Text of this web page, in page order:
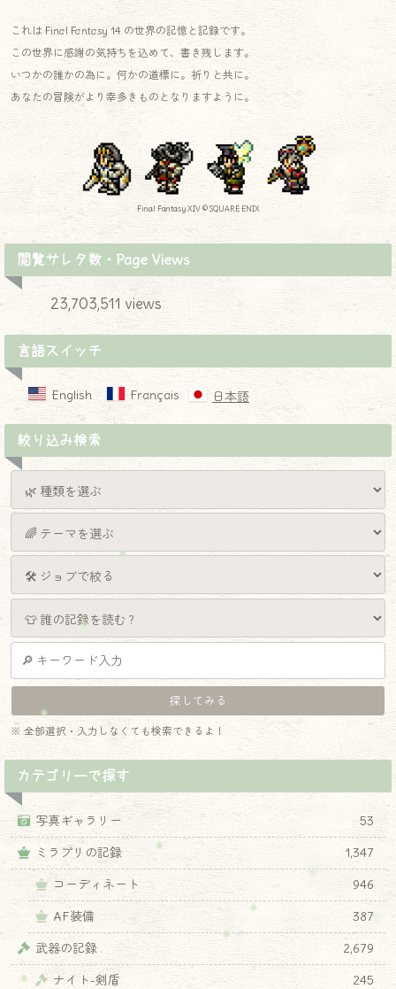
これは Final Fantasy 14 の世界の記憶と記録です。
この世界に感謝の気持ちを込めて、書き残します。
いつかの誰かの為に。何かの道標に。祈りと共に。
あなたの冒険がより幸多きものとなりますように。
Final Fantasy XIV © SQUARE ENIX
閲覧サレタ数・Page Views
23,703,511 views
言語スイッチ
English Français 日本語
絞り込み検索
※ 全部選択・入力しなくても検索できるよ！
カテゴリーで探す
写真ギャラリー
53
ミラプリの記録
1,347
コーディネート
946
AF装備
387
武器の記録
2,679
ナイト-剣盾
245